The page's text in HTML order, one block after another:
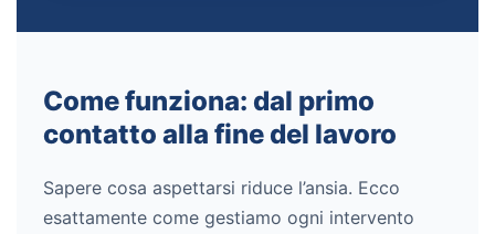
Come funziona: dal primo
contatto alla fine del lavoro
Sapere cosa aspettarsi riduce l’ansia. Ecco
esattamente come gestiamo ogni intervento